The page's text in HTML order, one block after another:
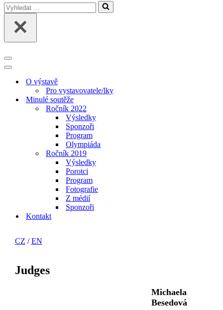
Vyhledat
...
Navigační
menu
Navigační
O výstavě
Pro vystavovatele/lky
Minulé soutěže
Ročník 2022
Výsledky
Sponzoři
Program
Olympiáda
Ročník 2019
Výsledky
Porotci
Program
Fotografie
Z médií
Sponzoři
Kontakt
CZ /EN
Judges
Michaela
Besedová